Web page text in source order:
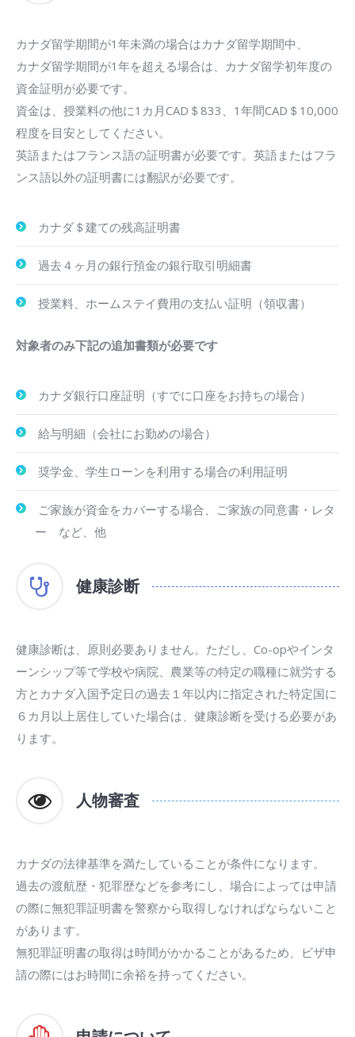
カナダ留学期間が1年未満の場合はカナダ留学期間中、
カナダ留学期間が1年を超える場合は、カナダ留学初年度の
資金証明が必要です。
資金は、授業料の他に1カ月CAD＄833、1年間CAD＄10,000
程度を目安としてください。
英語またはフランス語の証明書が必要です。英語またはフラ
ンス語以外の証明書には翻訳が必要です。
カナダ＄建ての残高証明書
過去４ヶ月の銀行預金の銀行取引明細書
授業料、ホームステイ費用の支払い証明（領収書）
対象者のみ下記の追加書類が必要です
カナダ銀行口座証明（すでに口座をお持ちの場合）
給与明細（会社にお勤めの場合）
奨学金、学生ローンを利用する場合の利用証明
ご家族が資金をカバーする場合、ご家族の同意書・レタ
ー など、他
健康診断
健康診断は、原則必要ありません。ただし、Co-opやインタ
ーンシップ等で学校や病院、農業等の特定の職種に就労する
方とカナダ入国予定日の過去１年以内に指定された特定国に
６カ月以上居住していた場合は、健康診断を受ける必要があ
ります。
人物審査
カナダの法律基準を満たしていることが条件になります。
過去の渡航歴・犯罪歴などを参考にし、場合によっては申請
の際に無犯罪証明書を警察から取得しなければならないこと
があります。
無犯罪証明書の取得は時間がかかることがあるため、ビザ申
請の際にはお時間に余裕を持ってください。